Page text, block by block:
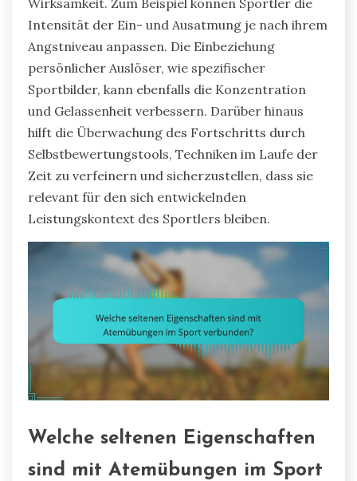
Wirksamkeit. Zum Beispiel können Sportler die
Intensität der Ein- und Ausatmung je nach ihrem
Angstniveau anpassen. Die Einbeziehung
persönlicher Auslöser, wie spezifischer
Sportbilder, kann ebenfalls die Konzentration
und Gelassenheit verbessern. Darüber hinaus
hilft die Überwachung des Fortschritts durch
Selbstbewertungstools, Techniken im Laufe der
Zeit zu verfeinern und sicherzustellen, dass sie
relevant für den sich entwickelnden
Leistungskontext des Sportlers bleiben.
Welche seltenen Eigenschaften
sind mit Atemübungen im Sport